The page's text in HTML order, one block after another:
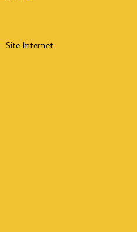
Site Internet